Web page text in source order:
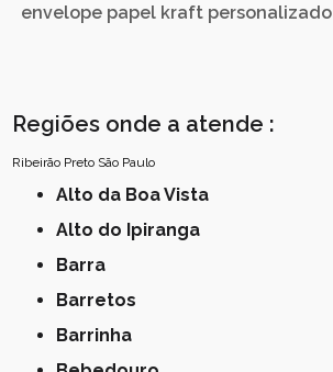
envelope papel kraft personalizado
Regiões onde a atende :
Ribeirão Preto São Paulo
Alto da Boa Vista
Alto do Ipiranga
Barra
Barretos
Barrinha